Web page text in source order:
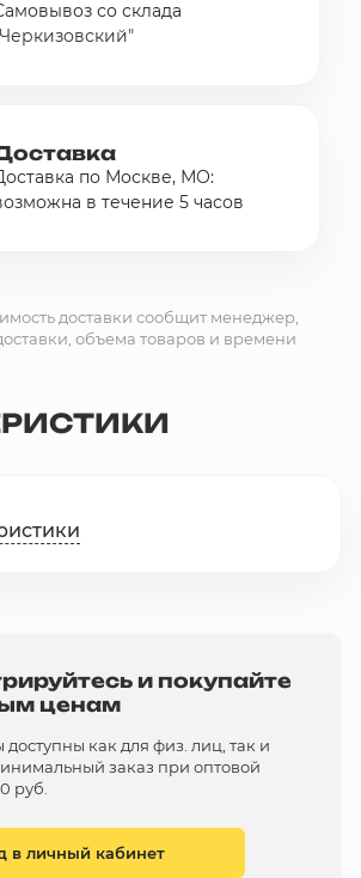
со склада
по Москве, МО:
в течение 5 часов
доставки сообщит менеджер,
объема товаров и времени
и покупайте
ценам
как для физ. лиц, так и
заказ при оптовой
руб.
в личный кабинет